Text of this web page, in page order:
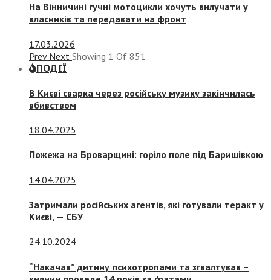
На Вінничині гучні мотоцикли хочуть вилучати у
власників та передавати на фронт
17.03.2026
Prev Next Showing 1 Of 851
ПОДІЇ
В Києві сварка через російську музику закінчилась
вбивством
18.04.2025
Пожежа на Броварщині: горіло поле під Баришівкою
14.04.2025
Затримали російських агентів, які готували теракт у
Києві, — СБУ
24.10.2024
“Накачав” дитину психотропами та згвалтував –